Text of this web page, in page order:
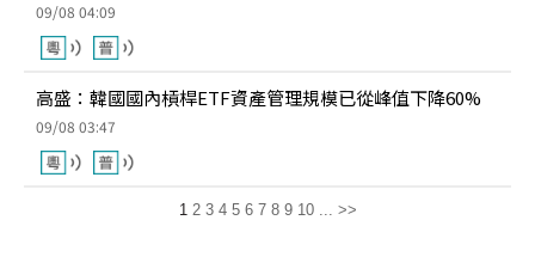
09/08 04:09
高盛：韓國國內槓桿ETF資產管理規模已從峰值下降60%
09/08 03:47
1 2 3 4 5 6 7 8 9 10 ... >>